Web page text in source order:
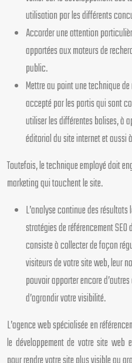
utilisation par les différents
Accorder une attention
apportées aux moteurs de
public.
Mettre au point une technique
accepté par les partis qui sont
utiliser les différentes balises, à
éditorial du site internet et aussi
Toutefois, le technique employé doit
marketing qui touchent le site.
L’analyse continue des
stratégies de référencement
consiste à collecter de façon
visiteurs de votre site web, leur
pouvoir apporter encore
d’agrandir votre visibilité.
L’agence web spécialisée en
le développement de votre site web